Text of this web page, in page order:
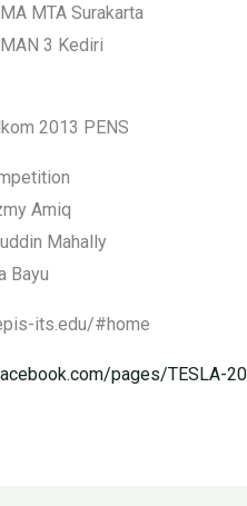
MTA Surakarta
3 Kediri
2013 PENS
Amiq
Mahally
Bayu
its.edu/#home
pages/TESLA-